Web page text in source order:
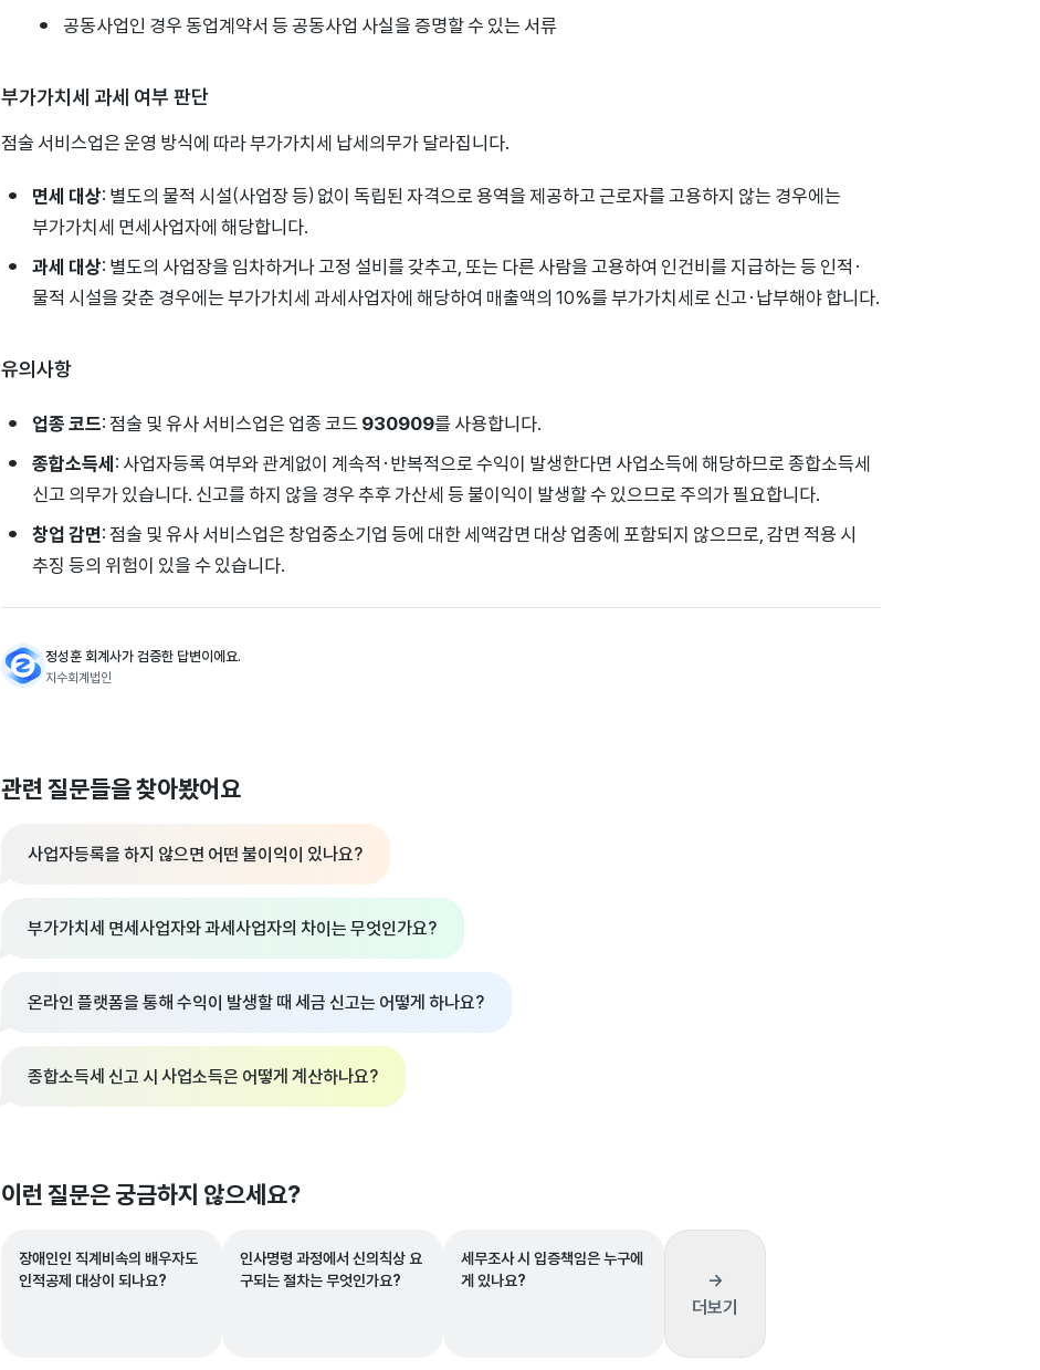
공동사업인 경우 동업계약서 등 공동사업 사실을 증명할 수 있는 서류
부가가치세 과세 여부 판단
점술 서비스업은 운영 방식에 따라 부가가치세 납세의무가 달라집니다.
면세 대상: 별도의 물적 시설(사업장 등) 없이 독립된 자격으로 용역을 제공하고 근로자를 고용하지 않는 경우에는
부가가치세 면세사업자에 해당합니다.
과세 대상: 별도의 사업장을 임차하거나 고정 설비를 갖추고, 또는 다른 사람을 고용하여 인건비를 지급하는 등 인적·
물적 시설을 갖춘 경우에는 부가가치세 과세사업자에 해당하여 매출액의 10%를 부가가치세로 신고·납부해야 합니다.
유의사항
업종 코드: 점술 및 유사 서비스업은 업종 코드930909를 사용합니다.
종합소득세: 사업자등록 여부와 관계없이 계속적·반복적으로 수익이 발생한다면 사업소득에 해당하므로 종합소득세
신고 의무가 있습니다. 신고를 하지 않을 경우 추후 가산세 등 불이익이 발생할 수 있으므로 주의가 필요합니다.
창업 감면: 점술 및 유사 서비스업은 창업중소기업 등에 대한 세액감면 대상 업종에 포함되지 않으므로, 감면 적용 시
추징 등의 위험이 있을 수 있습니다.
정성훈 회계사가 검증한 답변이에요.
지수회계법인
관련 질문들을 찾아봤어요
사업자등록을 하지 않으면 어떤 불이익이 있나요?
부가가치세 면세사업자와 과세사업자의 차이는 무엇인가요?
온라인 플랫폼을 통해 수익이 발생할 때 세금 신고는 어떻게 하나요?
종합소득세 신고 시 사업소득은 어떻게 계산하나요?
이런 질문은 궁금하지 않으세요?
장애인인 직계비속의 배우자도
인적공제 대상이 되나요?
인사명령 과정에서 신의칙상 요
구되는 절차는 무엇인가요?
세무조사 시 입증책임은 누구에
게 있나요?
→
더보기